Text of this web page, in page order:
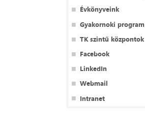
Évkönyveink
Gyakornoki program
TK szintű központok
Facebook
LinkedIn
Webmail
Intranet